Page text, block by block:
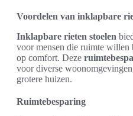
Voordelen van inklapbare
Inklapbare rieten stoelen
voor mensen die ruimte willen
op comfort. Deze
voor diverse
grotere huizen.
Ruimtebesparing